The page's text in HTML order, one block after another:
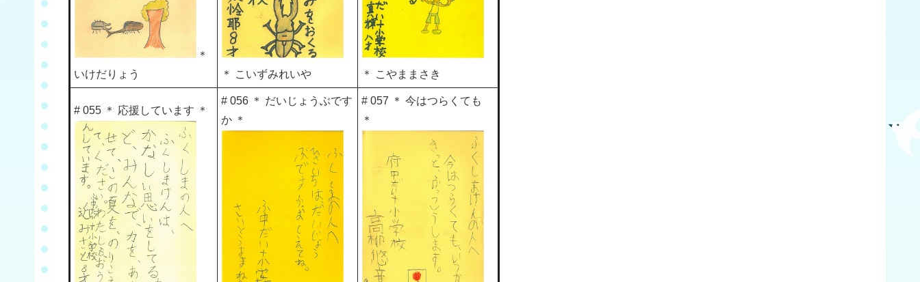
＊
いけだりょう
＊ こいずみれいや ＊ こやままさき
# 055 ＊ 応援しています ＊
# 056 ＊ だいじょうぶです
か ＊
# 057 ＊ 今はつらくても
＊